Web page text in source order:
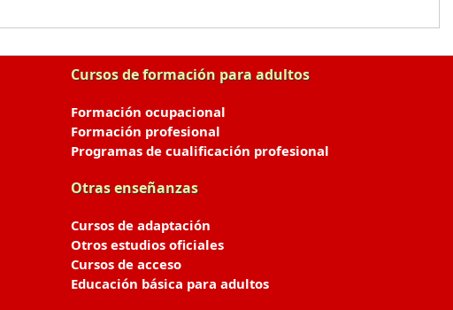
Cursos de formación para adultos
Formación ocupacional
Formación profesional
Programas de cualificación profesional
Otras enseñanzas
Cursos de adaptación
Otros estudios oficiales
Cursos de acceso
Educación básica para adultos